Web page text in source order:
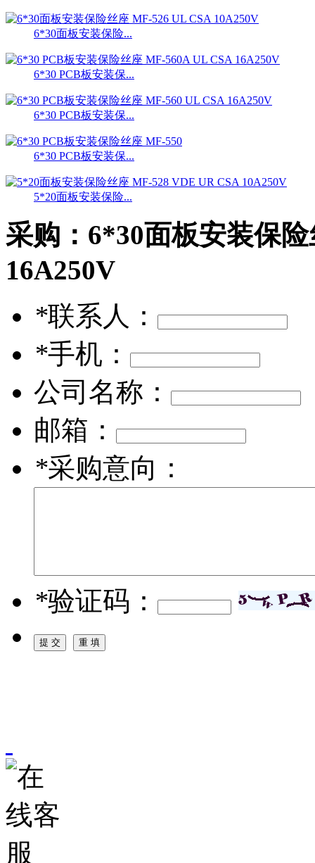
6*30面板安装保险...
6*30 PCB板安装保...
6*30 PCB板安装保...
6*30 PCB板安装保...
5*20面板安装保险...
采购： 6*30面板安装保
16A250V
*联系人：
*手机：
公司名称：
邮箱：
*采购意向：
*验证码：